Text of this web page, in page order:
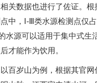
数据也进行了佐证。根
中，Ⅰ-Ⅲ类水源检测点仅
水源可以适用于集中式
才能作为饮用。
岁山为例，根据其官网